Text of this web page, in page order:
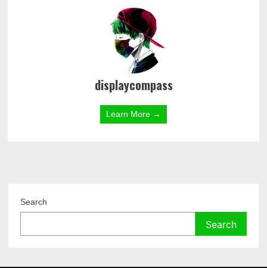
displaycompass
Learn More →
Search
Search